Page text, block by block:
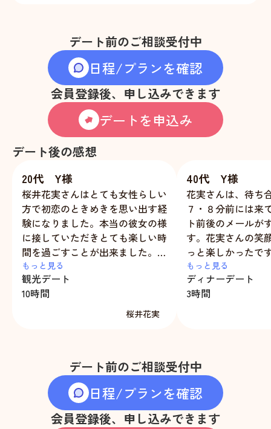
デート前のご相談受付中
日程/プランを確認
会員登録後、申し込みできます
デートを申込み
デート後の感想
20代 Y様
桜井花実さんはとても女性らしい
方で初恋のときめきを思い出す経
験になりました。本当の彼女の様
に接していただきとても楽しい時
間を過ごすことが出来ました。ま
た利用します。
もっと見る
観光デート
10時間
桜井花実
40代 Y様
花実さんは、待ち
７・８分前には来
ト前後のメールが
す。花実さんの笑
っと楽しかったで
今度また花実さん
です。
もっと見る
ディナーデート
3時間
デート前のご相談受付中
日程/プランを確認
会員登録後、申し込みできます